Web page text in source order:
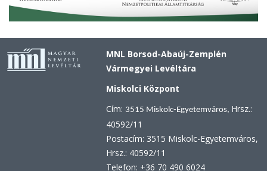
MNL Borsod-Abaúj-Zemplén
Vármegyei Levéltára
Miskolci Központ
Cím: 3515 Miskolc-Egyetemváros, Hrsz.:
40592/11
Postacím: 3515 Miskolc-Egyetemváros,
Hrsz.: 40592/11
Telefon: +36 70 490 6024